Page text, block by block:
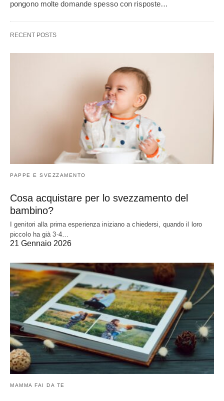
pongono molte domande spesso con risposte…
RECENT POSTS
PAPPE E SVEZZAMENTO
Cosa acquistare per lo svezzamento del
bambino?
I genitori alla prima esperienza iniziano a chiedersi, quando il loro
piccolo ha già 3-4…
21 Gennaio 2026
MAMMA FAI DA TE